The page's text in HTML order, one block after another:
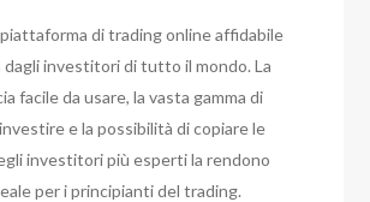
di trading online affidabile
dagli investitori di tutto il mondo. La
facile da usare, la vasta gamma di
e la possibilità di copiare le
investitori più esperti la rendono
per i principianti del trading.